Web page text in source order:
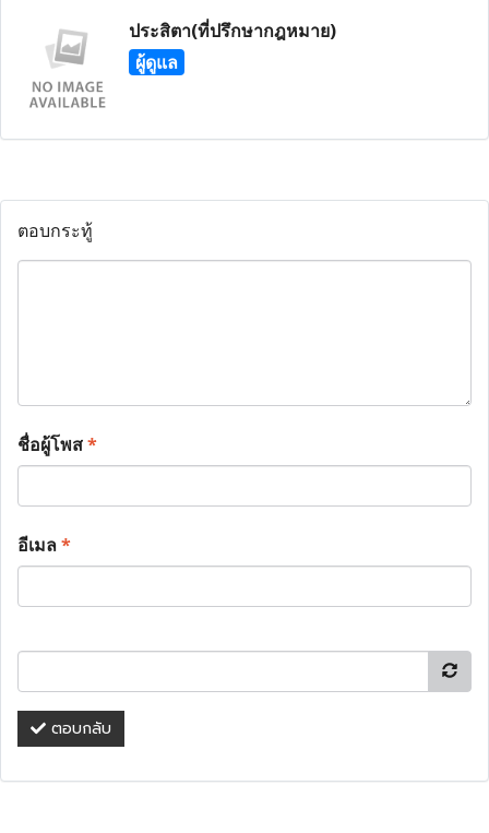
ประสิตา(ที่ปรึกษากฎหมาย)
ผู้ดูแล
ตอบกระทู้
ชื่อผู้โพส*
อีเมล*
ตอบกลับ